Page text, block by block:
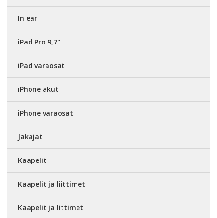
In ear
iPad Pro 9,7"
iPad varaosat
iPhone akut
iPhone varaosat
Jakajat
Kaapelit
Kaapelit ja liittimet
Kaapelit ja littimet